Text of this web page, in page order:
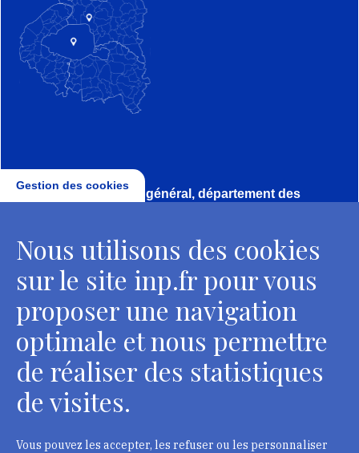
Direction, secrétariat général, département des
2 rue Vivienne - 75002 Paris
Tél. : + 33 1 44 41 16 41
Contacts
Département des restaurateurs
124 rue Henri Barbusse - 93300 Aubervilliers
Gestion des cookies
Nous utilisons des cookies
sur le site inp.fr pour vous
proposer une navigation
optimale et nous permettre
de réaliser des statistiques
de visites.
Vous pouvez les accepter, les refuser ou les personnaliser